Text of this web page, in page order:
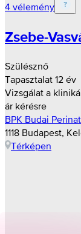
4 vélemény
Zsebe-
Szülésznő
Tapasztalat 12 év
Vizsgálat a
ár kérésre
BPK Budai
1118 Budapest,
Térképen